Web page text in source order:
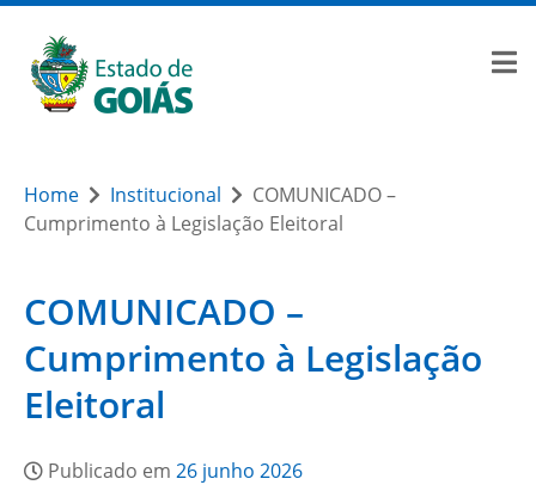
Home Institucional
COMUNICADO –
Cumprimento à Legislação Eleitoral
COMUNICADO –
Cumprimento à Legislação
Eleitoral
Publicado em 26 junho 2026